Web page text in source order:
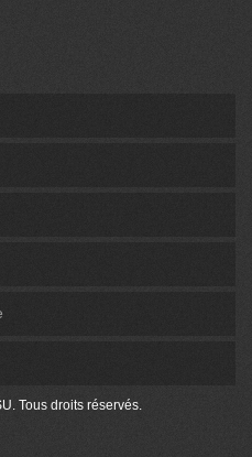
Tous droits réservés.